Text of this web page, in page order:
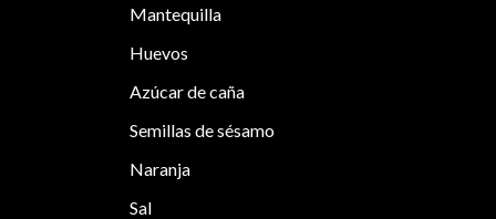
Mantequilla
Huevos
Azúcar de caña
Semillas de sésamo
Naranja
Sal